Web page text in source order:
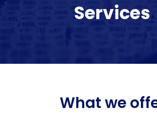
Services
What we